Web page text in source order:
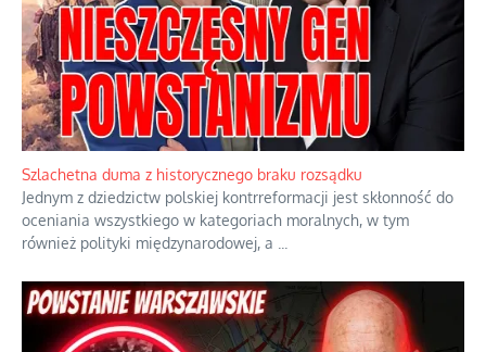
Ekspresowy kurs zbawienia z rodzinną katastrofą
Dramatyczne skutki skrajnej nadgorliwości we wspólnocie.